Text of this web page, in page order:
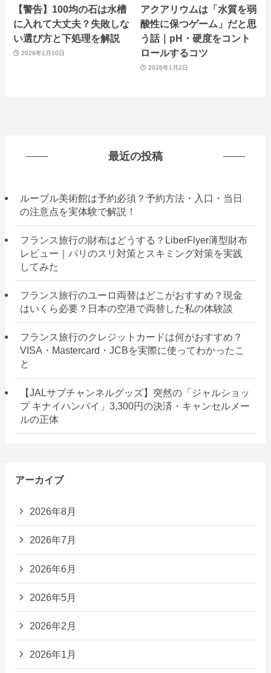
【警告】100均の石は水槽
に入れて大丈夫？失敗しな
い選び方と下処理を解説
2026年1月10日
アクアリウムは「水質を弱
酸性に保つゲーム」だと思
う話｜pH・硬度をコント
ロールするコツ
2026年1月2日
最近の投稿
ルーブル美術館は予約必須？予約方法・入口・当日
の注意点を実体験で解説！
フランス旅行の財布はどうする？LiberFlyer薄型財布
レビュー｜パリのスリ対策とスキミング対策を実践
してみた
フランス旅行のユーロ両替はどこがおすすめ？現金
はいくら必要？日本の空港で両替した私の体験談
フランス旅行のクレジットカードは何がおすすめ？
VISA・Mastercard・JCBを実際に使ってわかったこ
と
【JALサブチャンネルグッズ】突然の「ジャルショッ
プ キナイハンバイ」3,300円の決済・キャンセルメー
ルの正体
アーカイブ
2026年8月
2026年7月
2026年6月
2026年5月
2026年2月
2026年1月